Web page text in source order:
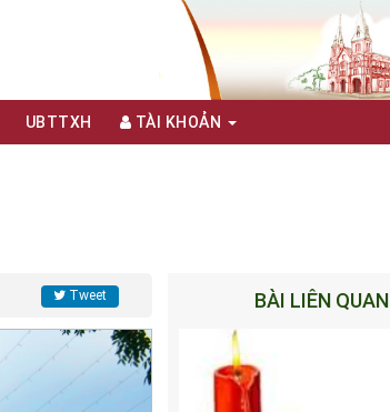
UBTTXH TÀI KHOẢN
Tweet BÀI LIÊN QUAN